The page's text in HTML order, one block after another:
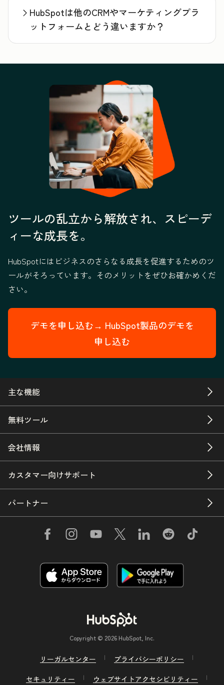
HubSpotは他のCRMやマーケティングプラ
ットフォームとどう違いますか？
ツールの乱立から解放され、スピーデ
ィーな成長を。
HubSpotにはビジネスのさらなる成長を促進するためのツ
ールがそろっています。そのメリットをぜひお確かめくだ
さい。
デモを申し込む→ HubSpot製品のデモを
申し込む
主な機能
無料ツール
会社情報
カスタマー向けサポート
パートナー
Copyright © 2026 HubSpot, Inc.
リーガルセンター
プライバシーポリシー
セキュリティー
ウェブサイトアクセシビリティー